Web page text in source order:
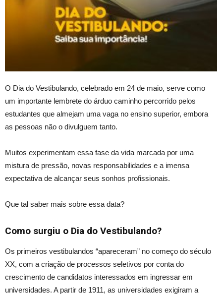
O Dia do Vestibulando, celebrado em 24 de maio, serve como
um importante lembrete do árduo caminho percorrido pelos
estudantes que almejam uma vaga no ensino superior, embora
as pessoas não o divulguem tanto.
Muitos experimentam essa fase da vida marcada por uma
mistura de pressão, novas responsabilidades e a imensa
expectativa de alcançar seus sonhos profissionais.
Que tal saber mais sobre essa data?
Como surgiu o Dia do Vestibulando?
Os primeiros vestibulandos “apareceram” no começo do século
XX, com a criação de processos seletivos por conta do
crescimento de candidatos interessados em ingressar em
universidades. A partir de 1911, as universidades exigiram a